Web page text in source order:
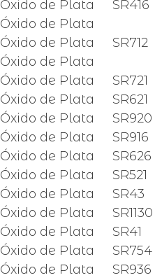
Óxido de Plata SR416
Óxido de Plata
Óxido de Plata SR712
Óxido de Plata
Óxido de Plata SR721
Óxido de Plata SR621
Óxido de Plata SR920
Óxido de Plata SR916
Óxido de Plata SR626
Óxido de Plata SR521
Óxido de Plata SR43
Óxido de Plata SR1130
Óxido de Plata SR41
Óxido de Plata SR754
Óxido de Plata SR936